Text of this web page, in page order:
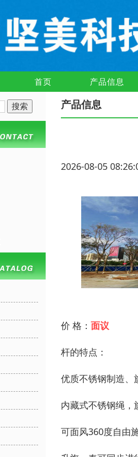
首页 产品信息
产品信息
2026-08-05
价 格： 面议
杆的特点：
优质不锈钢制造、
内藏式不锈钢绳
可面风360度自由